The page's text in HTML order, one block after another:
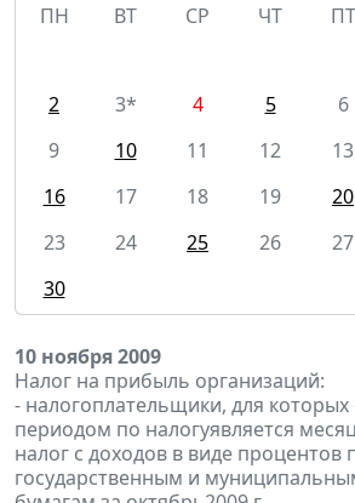
ПН
ВТ СР ЧТ ПТ
2
3* 4 5 6
9
10 11 12 13
16
17 18 19 20
23
24 25 26 27
30
10 ноября 2009
Налог на прибыль организаций:
- налогоплательщики, для
периодом по налогуявляется
налог с доходов в виде процентов
государственным и